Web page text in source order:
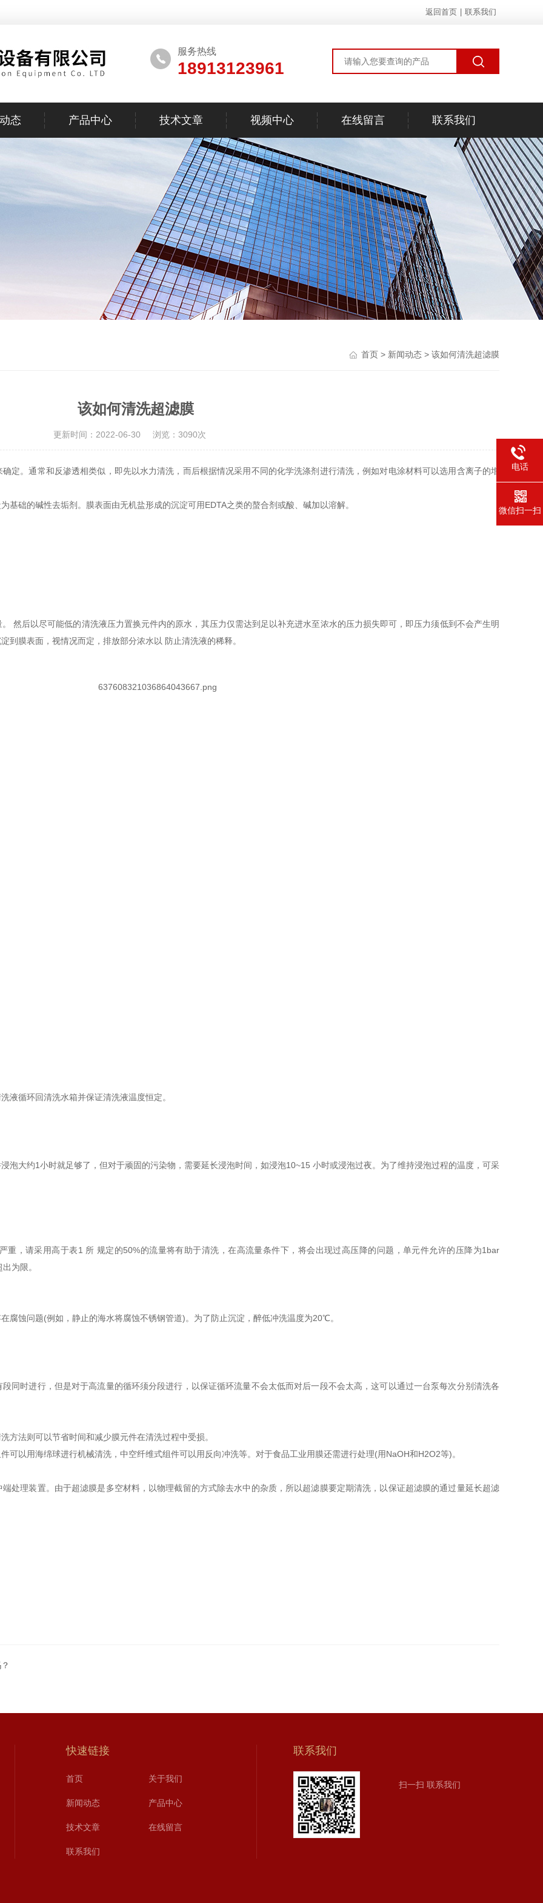
返回首页 联系我们
服务热线
18913123961
态 产品中心 技术文章 视频中心 在线留言 联系我们
首页 > 新闻动态 > 该如何清洗超滤膜
该如何清洗超滤膜
更新时间：2022-06-30 浏览：3090次
定。通常和反渗透相类似，即先以水力清洗，而后根据情况采用不同的化学洗涤剂进行清洗，例如对电涂材料可以选用含离子的增
基础的碱性去垢剂。膜表面由无机盐形成的沉淀可用EDTA之类的螯合剂或酸、碱加以溶解。
然后以尽可能低的清洗液压力置换元件内的原水，其压力仅需达到足以补充进水至浓水的压力损失即可，即压力须低到不会产生明
到膜表面，视情况而定，排放部分浓水以 防止清洗液的稀释。
液循环回清洗水箱并保证清洗液温度恒定。
泡大约1小时就足够了，但对于顽固的污染物，需要延长浸泡时间，如浸泡10~15 小时或浸泡过夜。为了维持浸泡过程的温度，可采
重，请采用高于表1 所 规定的50%的流量将有助于清洗，在高流量条件下，将会出现过高压降的问题，单元件允许的压降为1bar
为限。
腐蚀问题(例如，静止的海水将腐蚀不锈钢管道)。为了防止沉淀，醉低冲洗温度为20℃。
同时进行，但是对于高流量的循环须分段进行，以保证循环流量不会太低而对后一段不会太高，这可以通过一台泵每次分别清洗各
方法则可以节省时间和减少膜元件在清洗过程中受损。
可以用海绵球进行机械清洗，中空纤维式组件可以用反向冲洗等。对于食品工业用膜还需进行处理(用NaOH和H2O2等)。
处理装置。由于超滤膜是多空材料，以物理截留的方式除去水中的杂质，所以超滤膜要定期清洗，以保证超滤膜的通过量延长超滤
快速链接
首页 关于我们
新闻动态 产品中心
技术文章 在线留言
联系我们
联系我们
扫一扫 联系我们
电话
微信扫一扫